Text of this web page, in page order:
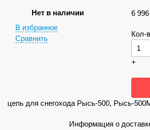
Нет в наличии
В избранное
Сравнить
6 996
Кол-
+
цепь для снегохода Рысь-500, Рысь-
Информация о